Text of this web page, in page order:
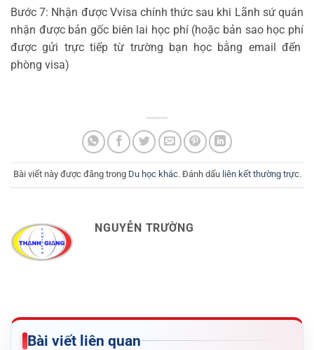
Bước 7: Nhận được Vvisa chính thức sau khi Lãnh sứ quán
nhận được bản gốc biên lai học phí (hoặc bản sao học phí
được gửi trực tiếp từ trường bạn học bằng email đến
phòng visa)
Bài viết này được đăng trong Du học khác. Đánh dấu liên kết thường trực.
NGUYỄN TRƯỜNG
Bài viết liên quan